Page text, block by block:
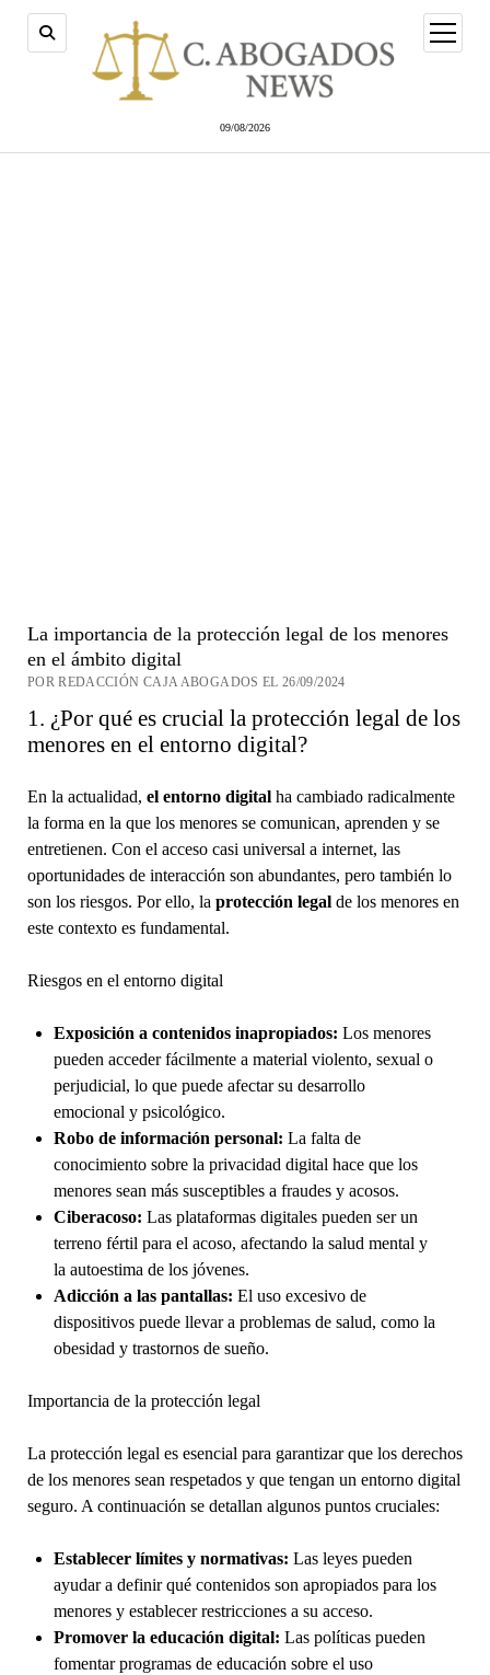
09/08/2026
abrir
menú
La importancia de la protección legal de los menores
en el ámbito digital
POR REDACCIÓN CAJA ABOGADOS EL 26/09/2024
1. ¿Por qué es crucial la protección legal de los
menores en el entorno digital?
En la actualidad, el entorno digitalha cambiado radicalmente
la forma en la que los menores se comunican, aprenden y se
entretienen. Con el acceso casi universal a internet, las
oportunidades de interacción son abundantes, pero también lo
son los riesgos. Por ello, la protección legalde los menores en
este contexto es fundamental.
Riesgos en el entorno digital
Exposición a contenidos inapropiados: Los menores
pueden acceder fácilmente a material violento, sexual o
perjudicial, lo que puede afectar su desarrollo
emocional y psicológico.
Robo de información personal: La falta de
conocimiento sobre la privacidad digital hace que los
menores sean más susceptibles a fraudes y acosos.
Ciberacoso: Las plataformas digitales pueden ser un
terreno fértil para el acoso, afectando la salud mental y
la autoestima de los jóvenes.
Adicción a las pantallas: El uso excesivo de
dispositivos puede llevar a problemas de salud, como la
obesidad y trastornos de sueño.
Importancia de la protección legal
La protección legal es esencial para garantizar que los derechos
de los menores sean respetados y que tengan un entorno digital
seguro. A continuación se detallan algunos puntos cruciales:
Establecer límites y normativas: Las leyes pueden
ayudar a definir qué contenidos son apropiados para los
menores y establecer restricciones a su acceso.
Promover la educación digital: Las políticas pueden
fomentar programas de educación sobre el uso